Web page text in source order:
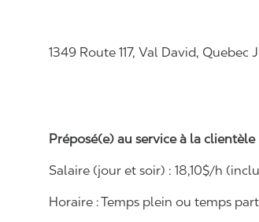
1349 Route 117, Val David, Quebec
Préposé(e) au service à la clientèle
Salaire (jour et soir) : 18,10$/h
Horaire :Temps plein ou temps